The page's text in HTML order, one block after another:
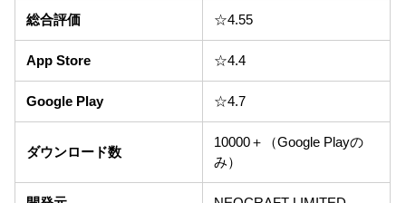
総合評価 ☆4.55
App Store ☆4.4
Google Play ☆4.7
ダウンロード数
10000＋（Google Playの
み）